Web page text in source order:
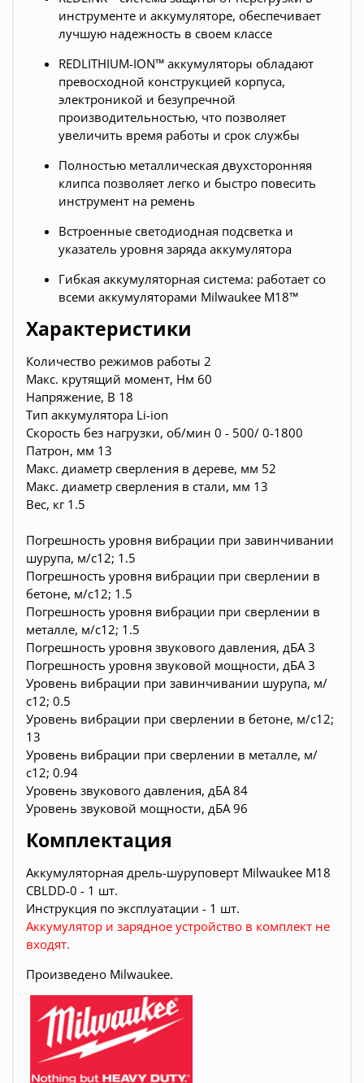
инструменте и аккумуляторе, обеспечивает
лучшую надежность в своем классе
REDLITHIUM-ION™ аккумуляторы обладают
превосходной конструкцией корпуса,
электроникой и безупречной
производительностью, что позволяет
увеличить время работы и срок службы
Полностью металлическая двухсторонняя
клипса позволяет легко и быстро повесить
инструмент на ремень
Встроенные светодиодная подсветка и
указатель уровня заряда аккумулятора
Гибкая аккумуляторная система: работает со
всеми аккумуляторами Milwaukee М18™
Характеристики
Количество режимов работы 2
Макс. крутящий момент, Нм 60
Напряжение, В 18
Тип аккумулятора Li-ion
Скорость без нагрузки, об/мин 0 - 500/ 0-1800
Патрон, мм 13
Макс. диаметр сверления в дереве, мм 52
Макс. диаметр сверления в стали, мм 13
Вес, кг 1.5
Погрешность уровня вибрации при завинчивании
шурупа, м/с12; 1.5
Погрешность уровня вибрации при сверлении в
бетоне, м/с12; 1.5
Погрешность уровня вибрации при сверлении в
металле, м/с12; 1.5
Погрешность уровня звукового давления, дБА 3
Погрешность уровня звуковой мощности, дБА 3
Уровень вибрации при завинчивании шурупа, м/
с12; 0.5
Уровень вибрации при сверлении в бетоне, м/с12;
13
Уровень вибрации при сверлении в металле, м/
с12; 0.94
Уровень звукового давления, дБА 84
Уровень звуковой мощности, дБА 96
Комплектация
Аккумуляторная дрель-шуруповерт Milwaukee M18
CBLDD-0 - 1 шт.
Инструкция по эксплуатации - 1 шт.
Аккумулятор и зарядное устройство в комплект не
входят.
Произведено Milwaukee.